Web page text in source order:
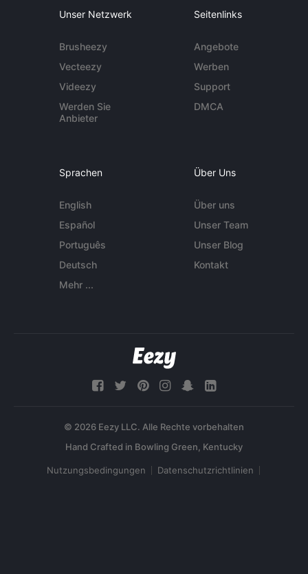
Unser Netzwerk
Brusheezy
Vecteezy
Videezy
Werden Sie
Anbieter
Seitenlinks
Angebote
Werben
Support
DMCA
Sprachen
English
Español
Português
Deutsch
Mehr ...
Über Uns
Über uns
Unser Team
Unser Blog
Kontakt
© 2026 Eezy LLC. Alle Rechte vorbehalten
Nutzungsbedingungen Datenschutzrichtlinien